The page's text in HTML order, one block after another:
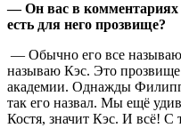
— Он вас в комментариях
есть для него прозвище?
— Обычно его все
называю Кэс. Это прозвище
академии. Однажды
так его назвал. Мы ещё
Костя, значит Кэс. И всё! С